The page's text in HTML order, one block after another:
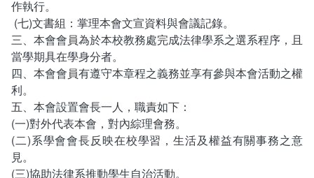
作執行。
(七)文書組：掌理本會文宣資料與會議記錄。
三、本會會員為於本校教務處完成法律學系之選系程序，且
當學期具在學身分者。
四、本會會員有遵守本章程之義務並享有參與本會活動之權
利。
五、本會設置會長一人，職責如下：
(一)對外代表本會，對內綜理會務。
(二)系學會會長反映在校學習，生活及權益有關事務之意
見。
(三)協助法律系推動學生自治活動。